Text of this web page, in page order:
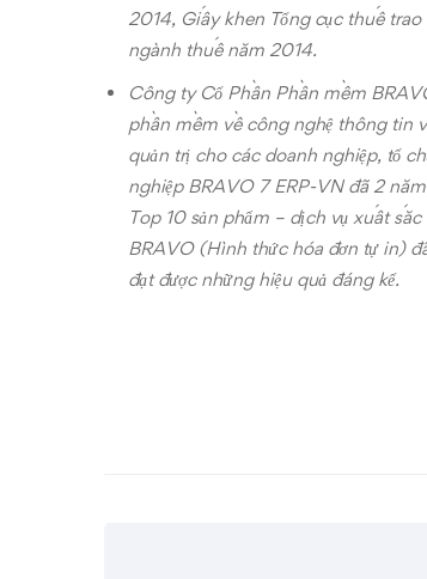
2014, Giấy khen Tổng cục thuế
ngành thuế năm 2014.
Công ty Cổ Phần Phần mềm
phần mềm về công nghệ thông tin
quản trị cho các doanh nghiệp, tổ
nghiệp BRAVO 7 ERP-VN đã 2
Top 10 sản phẩm – dịch vụ xuất
BRAVO (Hình thức hóa đơn tự in)
đạt được những hiệu quả đáng kể.